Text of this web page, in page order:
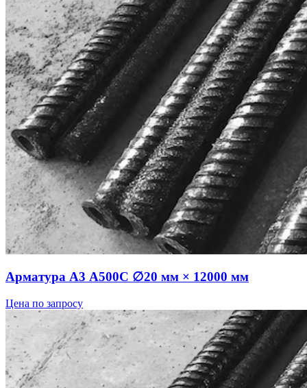
Арматура А3 А500С ∅20 мм × 12000 мм
Цена по запросу